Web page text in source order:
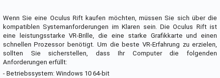
Wenn Sie eine Oculus Rift kaufen möchten, müssen Sie sich über die
kompatiblen Systemanforderungen im Klaren sein. Die Oculus Rift ist
eine leistungsstarke VR-Brille, die eine starke Grafikkarte und einen
schnellen Prozessor benötigt. Um die beste VR-Erfahrung zu erzielen,
sollten Sie sicherstellen, dass Ihr Computer die folgenden
Anforderungen erfüllt:
- Betriebssystem: Windows 10 64-bit